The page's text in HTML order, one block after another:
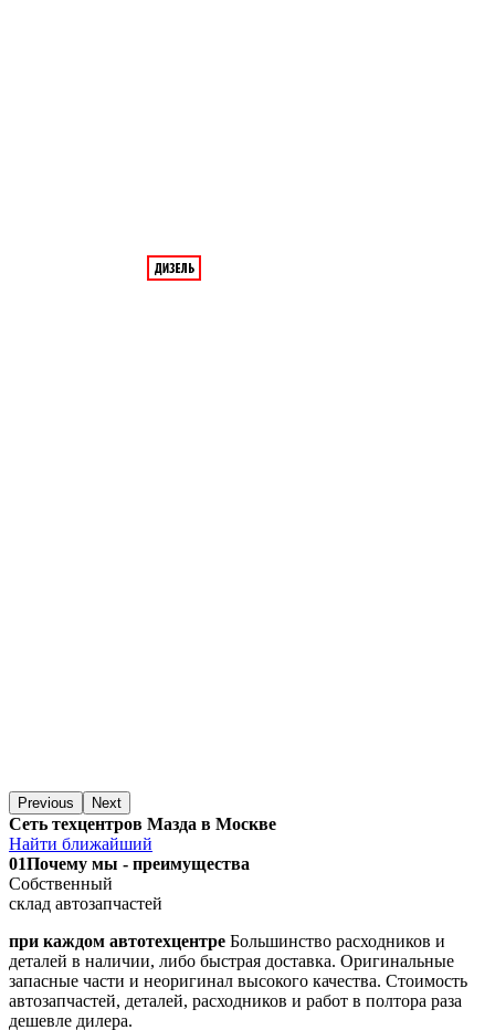
Previous Next
Сеть техцентров Мазда в Москве
Найти ближайший
01Почему мы - преимущества
Собственный
склад автозапчастей
при каждом автотехцентре Большинство расходников и
деталей в наличии, либо быстрая доставка. Оригинальные
запасные части и неоригинал высокого качества. Стоимость
автозапчастей, деталей, расходников и работ в полтора раза
дешевле дилера.